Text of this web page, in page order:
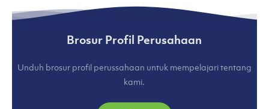
Brosur Profil Perusahaan
Unduh brosur profil perussahaan untuk mempelajari tentang
kami.